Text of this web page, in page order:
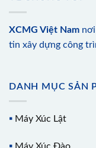
XCMG Việt Nam
tin xây dựng công
DANH MỤC SẢN
▪️ Máy Xúc Lật